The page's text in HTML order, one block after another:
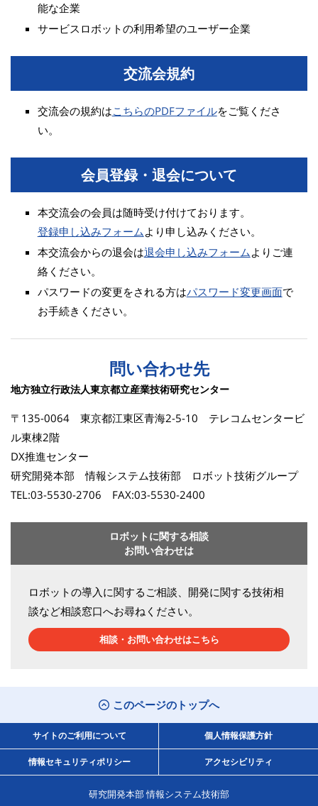
能な企業
サービスロボットの利用希望のユーザー企業
交流会規約
交流会の規約はこちらのPDFファイルをご覧くださ
い。
会員登録・退会について
本交流会の会員は随時受け付けております。
登録申し込みフォームより申し込みください。
本交流会からの退会は退会申し込みフォームよりご連
絡ください。
パスワードの変更をされる方はパスワード変更画面で
お手続きください。
問い合わせ先
地方独立行政法人東京都立産業技術研究センター
〒135-0064 東京都江東区青海2-5-10 テレコムセンタービ
ル東棟2階
DX推進センター
研究開発本部 情報システム技術部 ロボット技術グループ
TEL:03-5530-2706 FAX:03-5530-2400
ロボットに関する相談
お問い合わせは
ロボットの導入に関するご相談、開発に関する技術相
談など相談窓口へお尋ねください。
相談・お問い合わせはこちら
このページのトップへ
サイトのご利用について 個人情報保護方針
情報セキュリティポリシー アクセシビリティ
研究開発本部 情報システム技術部